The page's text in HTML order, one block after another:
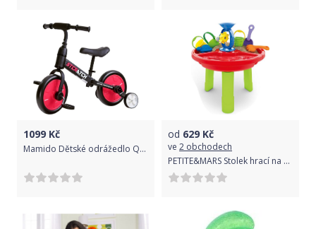
1099 Kč
Mamido Dětské odrážedlo Quick 3v1 červené
od 629 Kč
ve 2 obchodech
PETITE&MARS Stolek hrací na vodu a písek Sandy Ted